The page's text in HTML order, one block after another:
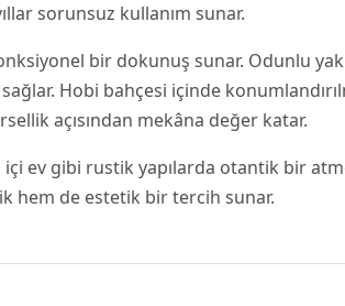
sorunsuz kullanım sunar.
bir dokunuş sunar. Odunlu
Hobi bahçesi içinde
açısından mekâna değer katar.
ev gibi rustik yapılarda otantik bir
hem de estetik bir tercih sunar.